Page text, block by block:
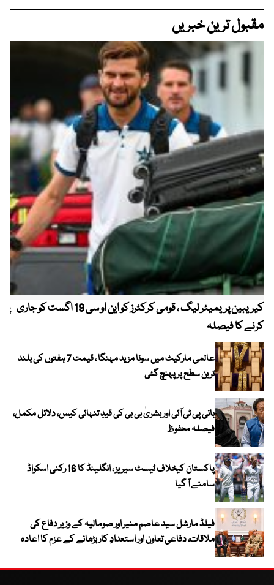
مقبول ترین خبریں
کیریبین پریمیئر لیگ ، قومی کرکٹرز کو این او سی 19 اگست کو جاری
کرنے کا فیصلہ
عالمی مارکیٹ میں سونا مزید مہنگا ، قیمت 7 ہفتوں کی بلند
ترین سطح پر پہنچ گئی
بانی پی ٹی آئی اور بشریٰ بی بی کی قیدِ تنہائی کیس، دلائل مکمل،
فیصلہ محفوظ
پاکستان کیخلاف ٹیسٹ سیریز ، انگلینڈ کا 16 رکنی اسکواڈ
سامنے آ گیا
فیلڈ مارشل سید عاصم منیر اور صومالیہ کے وزیر دفاع کی
ملاقات، دفاعی تعاون اور استعدادِ کار بڑھانے کے عزم کا اعادہ